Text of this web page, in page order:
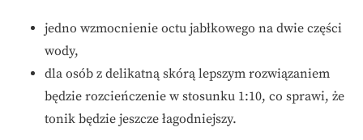
jedno wzmocnienie octu jabłkowego na dwie części
wody,
dla osób z delikatną skórą lepszym rozwiązaniem
będzie rozcieńczenie w stosunku 1:10, co sprawi, że
tonik będzie jeszcze łagodniejszy.